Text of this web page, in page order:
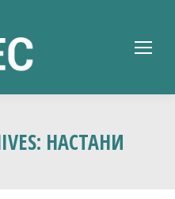
НАСТАНИ